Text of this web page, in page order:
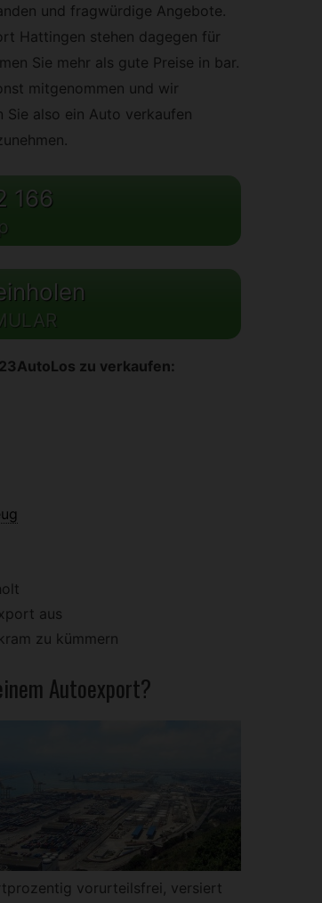
und fragwürdige Angebote.
Hattingen stehen dagegen für
Sie mehr als gute Preise in bar.
mitgenommen und wir
Sie also ein Auto verkaufen
166
zu verkaufen:
aus
zu kümmern
Autoexport?
vorurteilsfrei, versiert